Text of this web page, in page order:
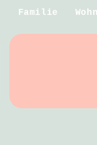
Familie